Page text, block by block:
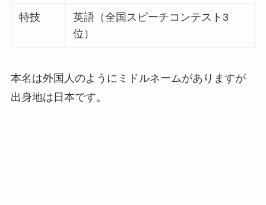
特技
英語（全国スピーチコンテスト3
位）
本名は外国人のようにミドルネームがありますが
出身地は日本です。